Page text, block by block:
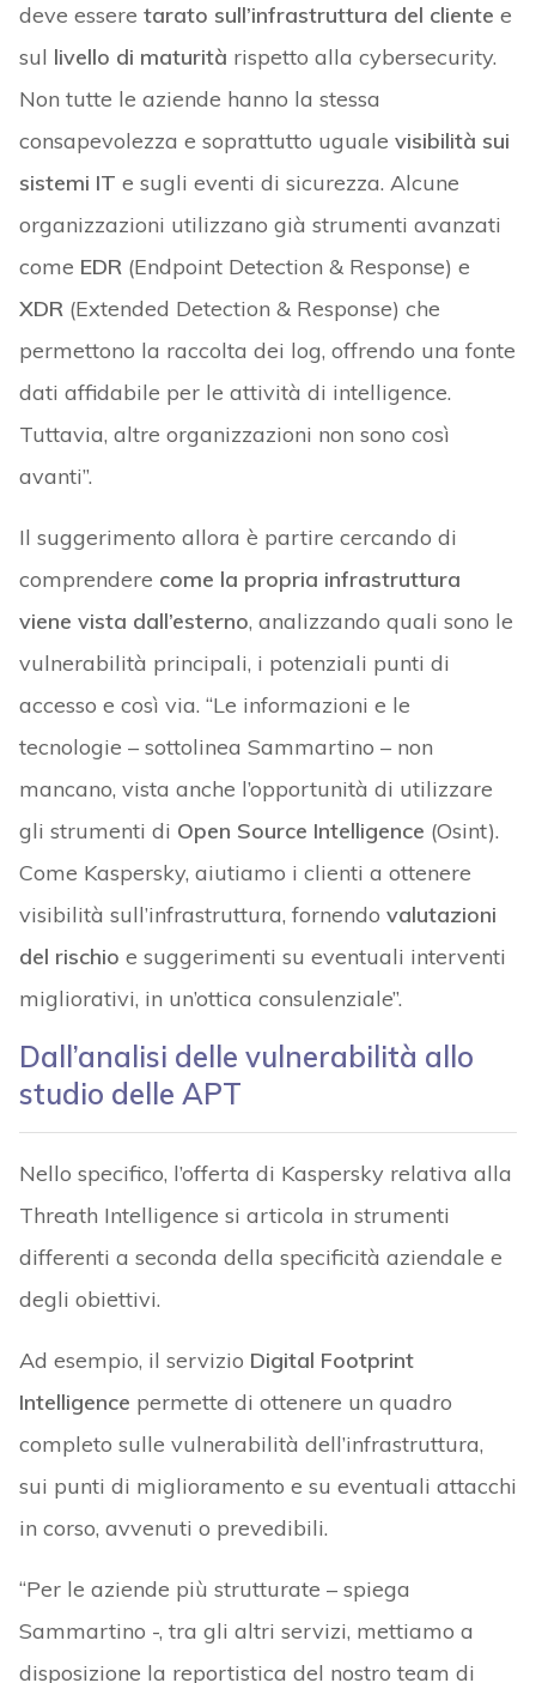
deve essere tarato sull’infrastruttura del cliente e
sul livello di maturità rispetto alla cybersecurity.
Non tutte le aziende hanno la stessa
consapevolezza e soprattutto uguale visibilità sui
sistemi IT e sugli eventi di sicurezza. Alcune
organizzazioni utilizzano già strumenti avanzati
come EDR(Endpoint Detection & Response) e
XDR(Extended Detection & Response) che
permettono la raccolta dei log, offrendo una fonte
dati affidabile per le attività di intelligence.
Tuttavia, altre organizzazioni non sono così
avanti”.
Il suggerimento allora è partire cercando di
comprendere come la propria infrastruttura
viene vista dall’esterno, analizzando quali sono le
vulnerabilità principali, i potenziali punti di
accesso e così via. “Le informazioni e le
tecnologie – sottolinea Sammartino – non
mancano, vista anche l’opportunità di utilizzare
gli strumenti di Open Source Intelligence (Osint).
Come Kaspersky, aiutiamo i clienti a ottenere
visibilità sull’infrastruttura, fornendo valutazioni
del rischio e suggerimenti su eventuali interventi
migliorativi, in un’ottica consulenziale”.
Dall’analisi delle vulnerabilità allo
studio delle APT
Nello specifico, l’offerta di Kaspersky relativa alla
Threath Intelligence si articola in strumenti
differenti a seconda della specificità aziendale e
degli obiettivi.
Ad esempio, il servizio Digital Footprint
Intelligence permette di ottenere un quadro
completo sulle vulnerabilità dell’infrastruttura,
sui punti di miglioramento e su eventuali attacchi
in corso, avvenuti o prevedibili.
“Per le aziende più strutturate – spiega
Sammartino -, tra gli altri servizi, mettiamo a
disposizione la reportistica del nostro team di